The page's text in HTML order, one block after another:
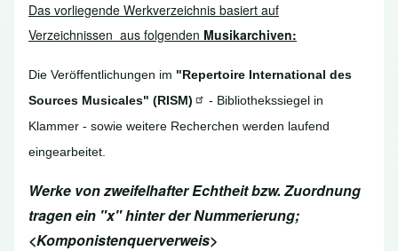
Das vorliegende Werkverzeichnis basiert auf
Verzeichnissen aus folgenden Musikarchiven:
Die Veröffentlichungen im "Repertoire International des
Sources Musicales" (RISM)
- Bibliothekssiegel in
Klammer - sowie weitere Recherchen werden laufend
eingearbeitet.
Werke von zweifelhafter Echtheit bzw. Zuordnung
tragen ein "x" hinter der Nummerierung;
<Komponistenquerverweis>